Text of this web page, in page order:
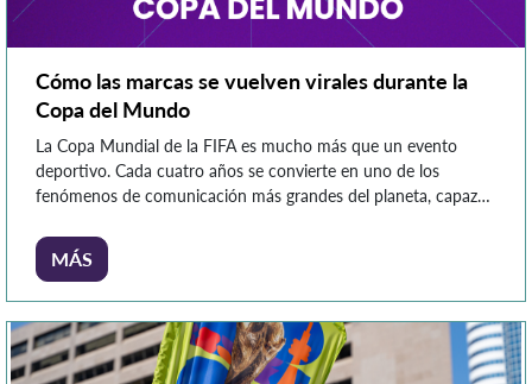
Cómo las marcas se vuelven virales durante la
Copa del Mundo
La Copa Mundial de la FIFA es mucho más que un evento
deportivo. Cada cuatro años se convierte en uno de los
fenómenos de comunicación más grandes del planeta, capaz
conversación. En este escenario, las marcas encuentran una
oportunidad única para conectar con […]
MÁS